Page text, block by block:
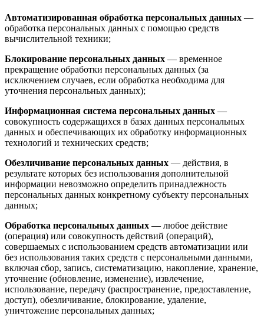
Автоматизированная обработка персональных данных —
обработка персональных данных с помощью средств
вычислительной техники;
Блокирование персональных данных — временное
прекращение обработки персональных данных (за
исключением случаев, если обработка необходима для
уточнения персональных данных);
Информационная система персональных данных —
совокупность содержащихся в базах данных персональных
данных и обеспечивающих их обработку информационных
технологий и технических средств;
Обезличивание персональных данных — действия, в
результате которых без использования дополнительной
информации невозможно определить принадлежность
персональных данных конкретному субъекту персональных
данных;
Обработка персональных данных — любое действие
(операция) или совокупность действий (операций),
совершаемых с использованием средств автоматизации или
без использования таких средств с персональными данными,
включая сбор, запись, систематизацию, накопление, хранение,
уточнение (обновление, изменение), извлечение,
использование, передачу (распространение, предоставление,
доступ), обезличивание, блокирование, удаление,
уничтожение персональных данных;